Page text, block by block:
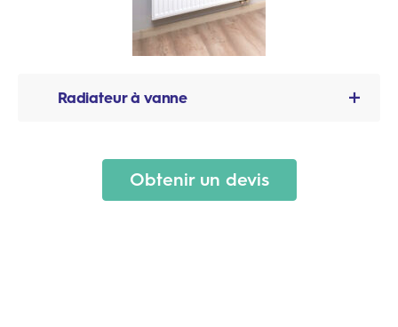
conservés et nous ajoutons undétecteur de
sans fil.
Radiateur à vanne
en Zigbee qui permet de contrôler et
de piloter la température des radiateurs à vanne
Obtenir un devis